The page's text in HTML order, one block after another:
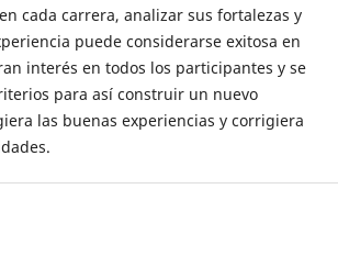
cada carrera, analizar sus fortalezas y
puede considerarse exitosa en
interés en todos los participantes y se
para así construir un nuevo
las buenas experiencias y corrigiera